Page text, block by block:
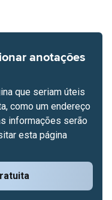
anotações
que seriam úteis
como um endereço
informações serão
esta página